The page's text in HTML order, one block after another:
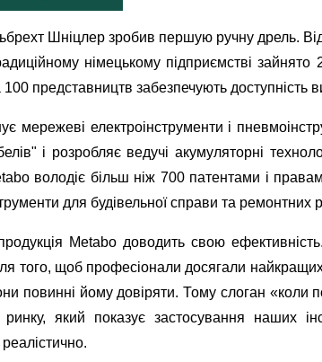
Шніцлер зробив першую ручну дрель.
німецькому підприємстві
100 представництв забезпечують доступність
мережеві електроінструменти і
і розробляє ведучі акумуляторні
володіє більш ніж 700 патентами і
для будівельної справи та ремонтних
Metabo доводить свою
того, щоб професіонали досягали найкращих
повинні йому довіряти.Тому слоган «коли
який показує застосування наших